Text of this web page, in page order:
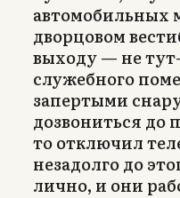
автомобильных
дворцовом
выходу — не
служебного
запертыми
дозвониться до
то отключил
незадолго до
лично, и они